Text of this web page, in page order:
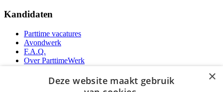
Kandidaten
Parttime vacatures
Avondwerk
F.A.Q.
Over ParttimeWerk
YoungCapital Android App
×
Deze website maakt gebruik